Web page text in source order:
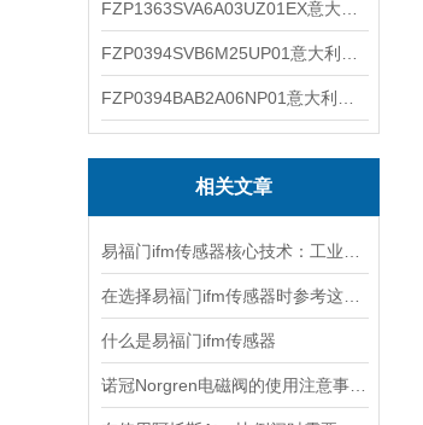
相关文章
什么是易福门ifm传感器